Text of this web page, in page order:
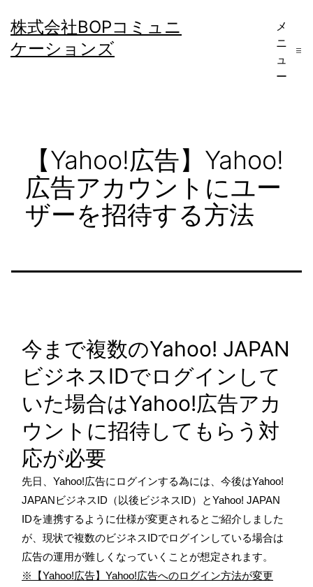
ン
テ
株式会社BOPコミュニ
ケーションズ
メ
ニ
ュ
ー
【Yahoo!広告】Yahoo!
広告アカウントにユー
ザーを招待する方法
今まで複数のYahoo! JAPAN
ビジネスIDでログインして
いた場合はYahoo!広告アカ
ウントに招待してもらう対
応が必要
先日、Yahoo!広告にログインする為には、今後はYahoo!
JAPANビジネスID（以後ビジネスID）とYahoo! JAPAN
IDを連携するように仕様が変更されるとご紹介しました
が、現状で複数のビジネスIDでログインしている場合は
広告の運用が難しくなっていくことが想定されます。
※【Yahoo!広告】Yahoo!広告へのログイン方法が変更